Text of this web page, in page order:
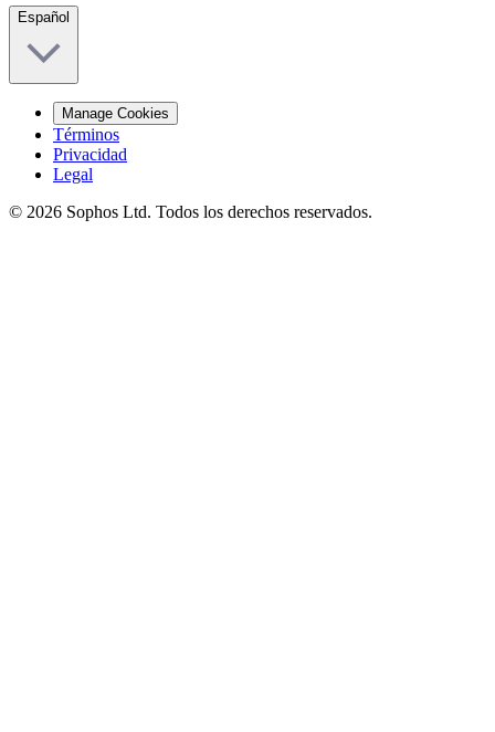
Español
Manage Cookies
Términos
Privacidad
Legal
© 2026 Sophos Ltd. Todos los derechos reservados.